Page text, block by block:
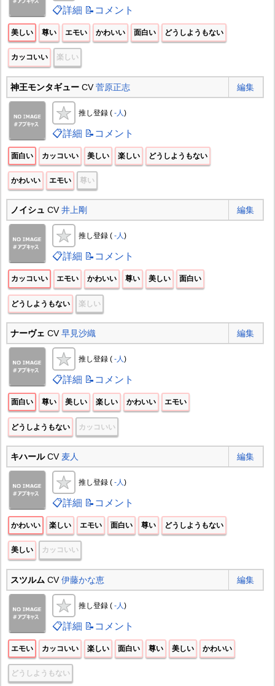
📋詳細 📝コメント
美しい 尊い エモい かわいい 面白い どうしようもない
カッコいい 楽しい
神王モンタギューCV菅原正志 編集
推し登録 ( -人 )
📋詳細 📝コメント
面白い カッコいい 美しい 楽しい どうしようもない
かわいい エモい 尊い
ノイシュ CV井上剛 編集
推し登録 ( -人)
📋詳細 📝コメント
カッコいい エモい かわいい 尊い 美しい 面白い
どうしようもない 楽しい
ナーヴェ CV早見沙織 編集
推し登録 ( -人)
📋詳細 📝コメント
面白い 尊い 美しい 楽しい かわいい エモい
どうしようもない カッコいい
キハールCV 麦人 編集
推し登録 ( -人)
📋詳細 📝コメント
かわいい 楽しい エモい 面白い 尊い どうしようもない
美しい カッコいい
スツルム CV伊藤かな恵 編集
推し登録 ( -人 )
📋詳細 📝コメント
エモい カッコいい 楽しい 面白い 尊い 美しい かわいい
どうしようもない